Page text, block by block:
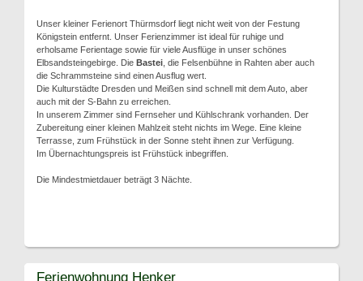
Unser kleiner Ferienort Thürmsdorf liegt nicht weit von der Festung
Königstein entfernt. Unser Ferienzimmer ist ideal für ruhige und
erholsame Ferientage sowie für viele Ausflüge in unser schönes
Elbsandsteingebirge. Die Bastei , die Felsenbühne in Rahten aber auch
die Schrammsteine sind einen Ausflug wert.
Die Kulturstädte Dresden und Meißen sind schnell mit dem Auto, aber
auch mit der S-Bahn zu erreichen.
In unserem Zimmer sind Fernseher und Kühlschrank vorhanden. Der
Zubereitung einer kleinen Mahlzeit steht nichts im Wege. Eine kleine
Terrasse, zum Frühstück in der Sonne steht ihnen zur Verfügung.
Im Übernachtungspreis ist Frühstück inbegriffen.
Die Mindestmietdauer beträgt 3 Nächte.
Ferienwohnung Henker